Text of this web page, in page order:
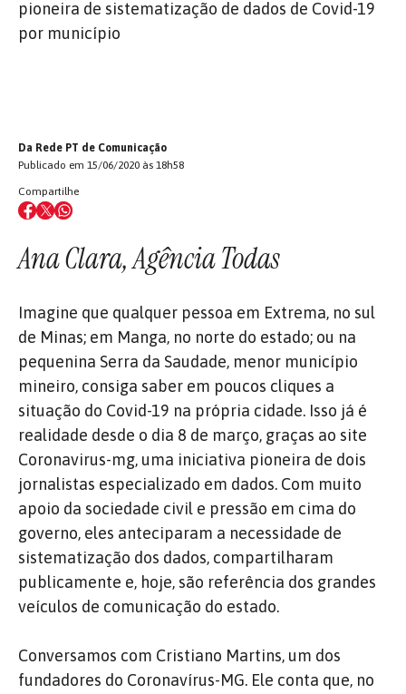
pioneira de sistematização de dados de Covid-19
por município
Da Rede PT de Comunicação
Publicado em 15/06/2020 às 18h58
Compartilhe
Ana Clara, Agência Todas
Imagine que qualquer pessoa em Extrema, no sul
de Minas; em Manga, no norte do estado; ou na
pequenina Serra da Saudade, menor município
mineiro, consiga saber em poucos cliques a
situação do Covid-19 na própria cidade. Isso já é
realidade desde o dia 8 de março, graças ao site
Coronavirus-mg, uma iniciativa pioneira de dois
jornalistas especializado em dados. Com muito
apoio da sociedade civil e pressão em cima do
governo, eles anteciparam a necessidade de
sistematização dos dados, compartilharam
publicamente e, hoje, são referência dos grandes
veículos de comunicação do estado.
Conversamos com Cristiano Martins, um dos
fundadores do Coronavírus-MG. Ele conta que, no